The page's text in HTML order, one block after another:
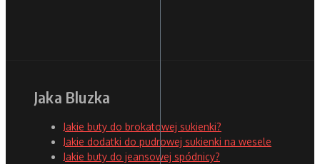
Jaka Bluzka
Jakie buty do brokatowej sukienki?
Jakie dodatki do pudrowej sukienki na wesele
Jakie buty do jeansowej spódnicy?